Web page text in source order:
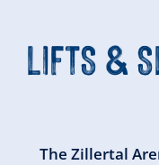
LIFTS &
The Zillertal